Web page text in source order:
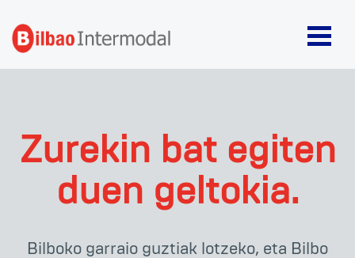
Zurekin bat egiten
duen geltokia.
Bilboko garraio guztiak lotzeko, eta Bilbo